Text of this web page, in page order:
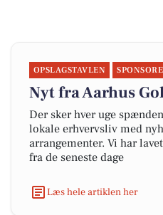
OPSLAGSTAVLEN
Nyt fra Aarhus
Der sker hver uge
lokale erhvervsliv med
arrangementer. Vi har
fra de seneste dage
Læs hele artiklen her